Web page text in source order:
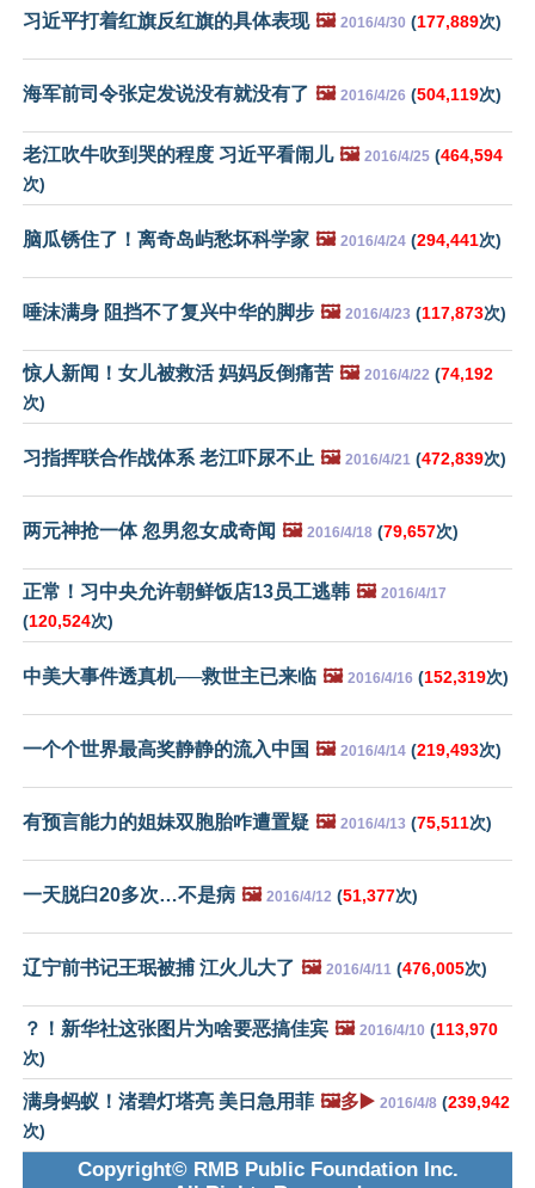
习近平打着红旗反红旗的具体表现 🖼️ 2016/4/30 (177,889次)
海军前司令张定发说没有就没有了 🖼️ 2016/4/26 (504,119次)
老江吹牛吹到哭的程度 习近平看闹儿 🖼️ 2016/4/25 (464,594
次)
脑瓜锈住了！离奇岛屿愁坏科学家 🖼️ 2016/4/24 (294,441次)
唾沫满身 阻挡不了复兴中华的脚步 🖼️ 2016/4/23 (117,873次)
惊人新闻！女儿被救活 妈妈反倒痛苦 🖼️ 2016/4/22 (74,192
次)
习指挥联合作战体系 老江吓尿不止 🖼️ 2016/4/21 (472,839次)
两元神抢一体 忽男忽女成奇闻 🖼️ 2016/4/18 (79,657次)
正常！习中央允许朝鲜饭店13员工逃韩 🖼️ 2016/4/17
(120,524次)
中美大事件透真机──救世主已来临 🖼️ 2016/4/16 (152,319次)
一个个世界最高奖静静的流入中国 🖼️ 2016/4/14 (219,493次)
有预言能力的姐妹双胞胎咋遭置疑 🖼️ 2016/4/13 (75,511次)
一天脱臼20多次…不是病 🖼️ 2016/4/12 (51,377次)
辽宁前书记王珉被捕 江火儿大了 🖼️ 2016/4/11 (476,005次)
？！新华社这张图片为啥要恶搞佳宾 🖼️ 2016/4/10 (113,970
次)
满身蚂蚁！渚碧灯塔亮 美日急用菲 🖼️多▶️ 2016/4/8 (239,942
次)
Copyright© RMB Public Foundation Inc.